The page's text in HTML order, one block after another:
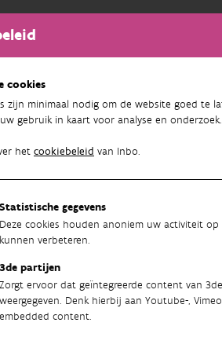
cookies
zijn minimaal nodig om de website goed te
gebruik in kaart voor analyse en onderzoek.
het cookiebeleid van Inbo.
Statistische gegevens
Deze cookies houden anoniem uw activiteit
kunnen verbeteren.
3de partijen
Zorgt ervoor dat geïntegreerde content van
weergegeven. Denk hierbij aan Youtube-,
embedded content.
van burgerparticipatie draagt bij tot
en onderhouden van zo’n
team van invasiebiologen en
Het team vond in de literatuur
sociale motivaties en
dragen voor een natuurgebied,
Toch blijken invasievesoorten-
exoten en om de inheemse
Anđelković AA, Lawson Handley L,
motivations to monitor and control